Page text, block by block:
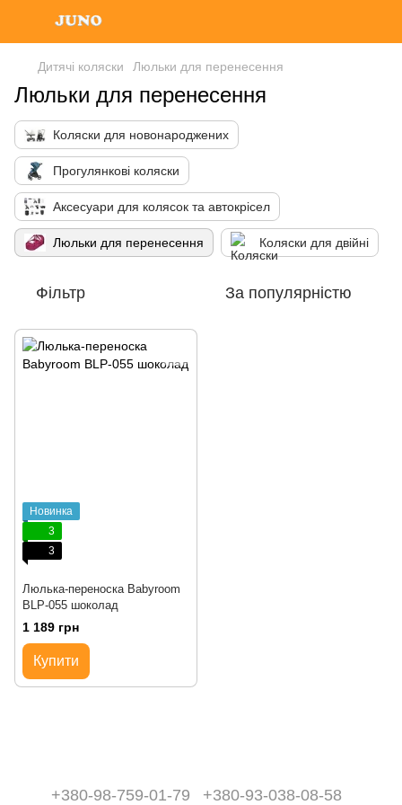
Дитячі коляски Люльки для перенесення
Люльки для перенесення
Коляски для новонароджених
Прогулянкові коляски
Аксесуари для колясок та автокрісел
Люльки для перенесення Коляски для двійні
Фільтр За популярністю
Новинка
3
3
Люлька-переноска Babyroom
BLP-055 шоколад
1 189 грн
Купити
+380-98-759-01-79 +380-93-038-08-58